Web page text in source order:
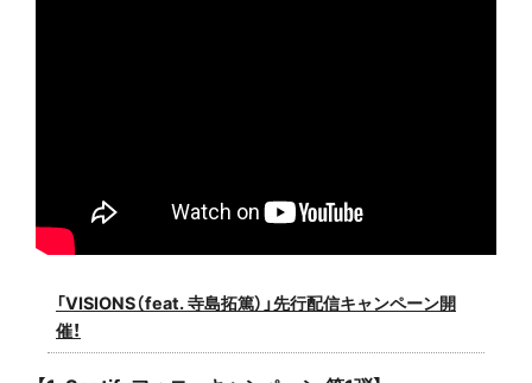
「VISIONS（feat. 寺島拓篤）」先行配信キャンペーン開
催！